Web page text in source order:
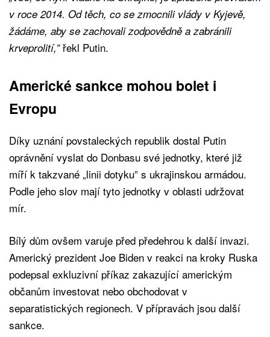
v roce 2014. Od těch, co se zmocnili vlády v Kyjevě,
žádáme, aby se zachovali zodpovědně a zabránili
krveprolití,”řekl Putin.
Americké sankce mohou bolet i
Evropu
Díky uznání povstaleckých republik dostal Putin
oprávnění vyslat do Donbasu své jednotky, které již
míří k takzvané „linii dotyku” s ukrajinskou armádou.
Podle jeho slov mají tyto jednotky v oblasti udržovat
mír.
Bílý dům ovšem varuje před předehrou k další invazi.
Americký prezident Joe Biden v reakci na kroky Ruska
podepsal exkluzivní příkaz zakazující americkým
občanům investovat nebo obchodovat v
separatistických regionech. V přípravách jsou další
sankce.